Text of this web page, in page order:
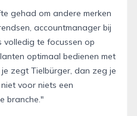
gehad om andere merken
accountmanager bij
volledig te focussen op
optimaal bedienen met
zegt Tielbürger, dan zeg je
voor niets een
branche."